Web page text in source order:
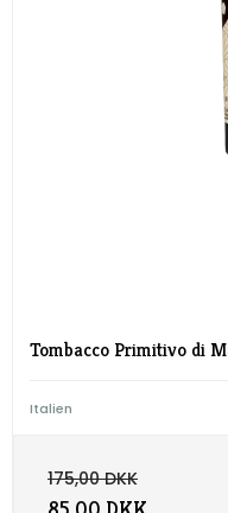
Tombacco Primitivo di
Italien
175,00 DKK